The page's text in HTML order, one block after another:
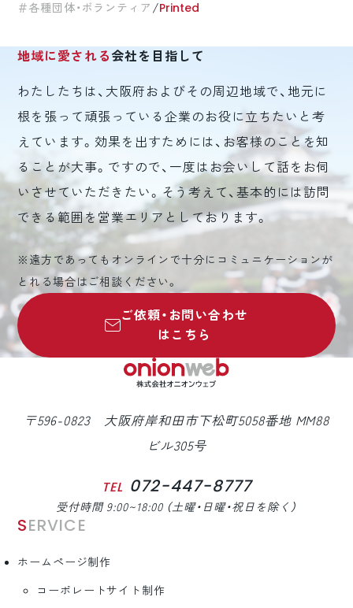
各種団体・ボランティア /Printed
地域に愛される会社を目指して
わたしたちは、大阪府およびその周辺地域で、地元に
根を張って頑張っている企業のお役に立ちたいと考
えています。効果を出すためには、お客様のことを知
ることが大事。ですので、一度はお会いして話をお伺
いさせていただきたい。そう考えて、基本的には訪問
できる範囲を営業エリアとしております。
※遠方であってもオンラインで十分にコミュニケーションが
とれる場合はご相談ください。
ご依頼・お問い合わせ
はこちら
〒596-0823 大阪府岸和田市下松町5058番地 MM88
ビル305号
TEL 072-447-8777
受付時間 9:00~18:00 （土曜・日曜・祝日を除く）
SERVICE
ホームページ制作
コーポレートサイト制作